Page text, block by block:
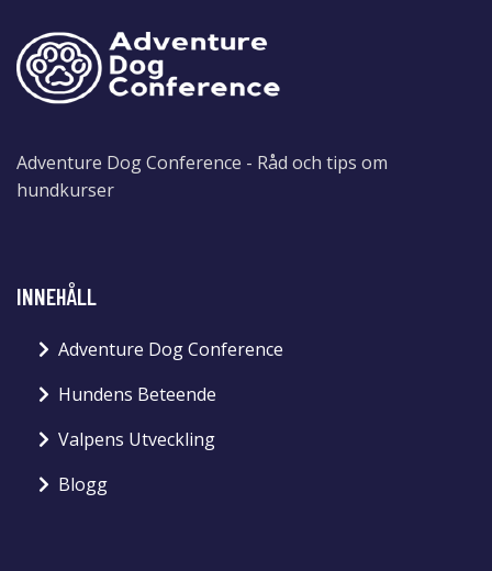
Adventure Dog Conference - Råd och tips om
hundkurser
INNEHÅLL
Adventure Dog Conference
Hundens Beteende
Valpens Utveckling
Blogg